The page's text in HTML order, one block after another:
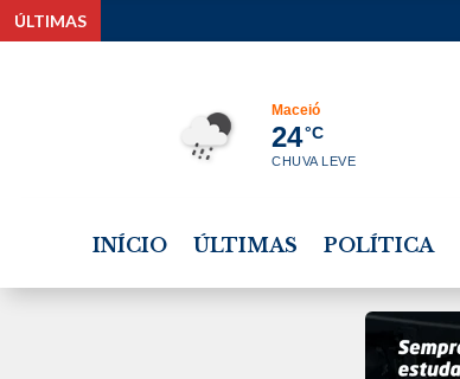
ÚLTIMAS
Maceió
24°C
CHUVA LEVE
INÍCIO ÚLTIMAS POLÍTICA